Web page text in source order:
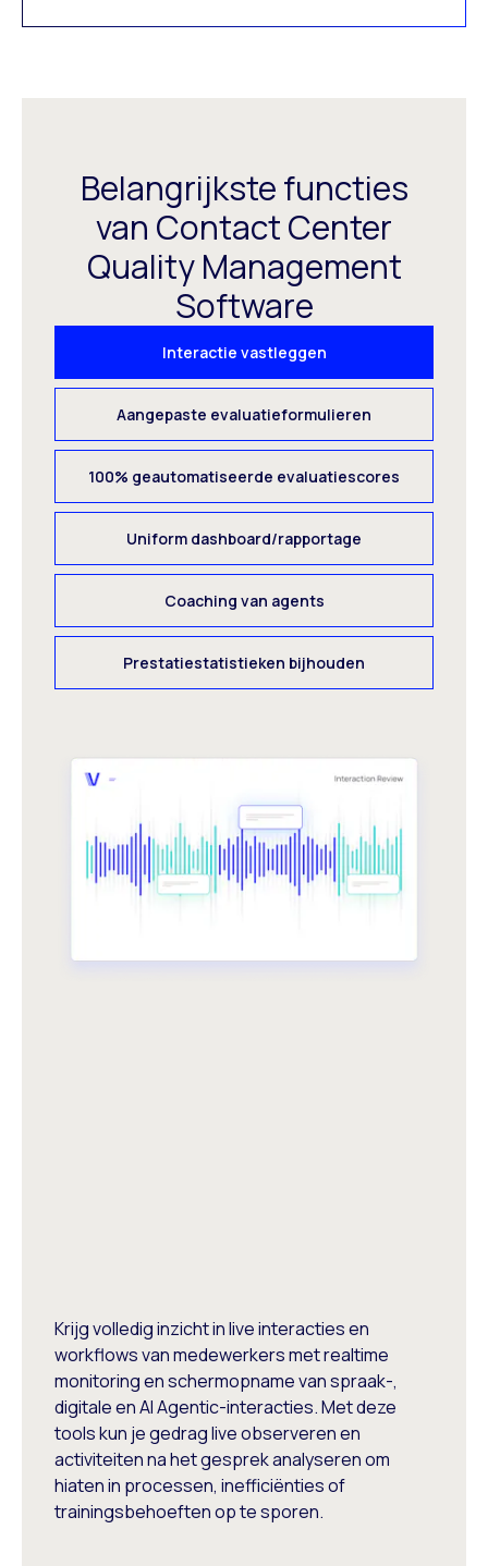
Belangrijkste functies
van Contact Center
Quality Management
Software
Interactie vastleggen
Aangepaste evaluatieformulieren
100% geautomatiseerde evaluatiescores
Uniform dashboard/rapportage
Coaching van agents
Prestatiestatistieken bijhouden
Krijg volledig inzicht in live interacties en
workflows van medewerkers met realtime
monitoring en schermopname van spraak-,
digitale en AI Agentic-interacties. Met deze
tools kun je gedrag live observeren en
activiteiten na het gesprek analyseren om
hiaten in processen, inefficiënties of
trainingsbehoeften op te sporen.